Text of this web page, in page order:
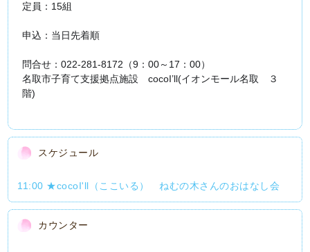
定員：15組
申込：当日先着順
問合せ：022‐281-8172（9：00～17：00）
名取市子育て支援拠点施設 cocoI’ll(イオンモール名取 ３
階)
スケジュール
11:00 ★cocoI'll（ここいる） ねむの木さんのおはなし会
カウンター